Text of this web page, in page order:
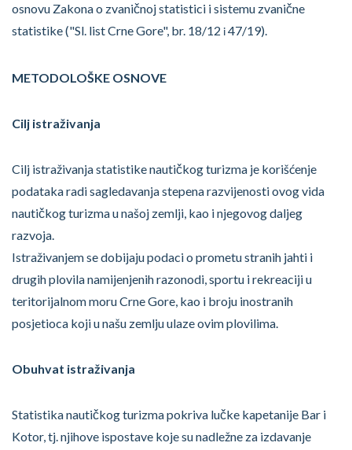
osnovu Zakona o zvaničnoj statistici i sistemu zvanične
statistike ("Sl. list Crne Gore", br. 18/12 i 47/19).
METODOLOŠKE OSNOVE
Cilj istraživanja
Cilj istraživanja statistike nautičkog turizma je korišćenje
podataka radi sagledavanja stepena razvijenosti ovog vida
nautičkog turizma u našoj zemlji, kao i njegovog daljeg
razvoja.
Istraživanjem se dobijaju podaci o prometu stranih jahti i
drugih plovila namijenjenih razonodi, sportu i rekreaciji u
teritorijalnom moru Crne Gore, kao i broju inostranih
posjetioca koji u našu zemlju ulaze ovim plovilima.
Obuhvat istraživanja
Statistika nautičkog turizma pokriva lučke kapetanije Bar i
Kotor, tj. njihove ispostave koje su nadležne za izdavanje